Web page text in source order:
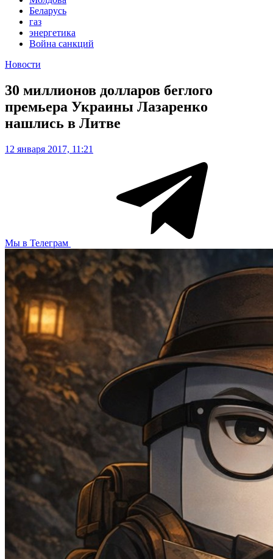
Беларусь
газ
энергетика
Война санкций
Новости
30 миллионов долларов беглого
премьера Украины Лазаренко
нашлись в Литве
12 января 2017, 11:21
Мы в Телеграм